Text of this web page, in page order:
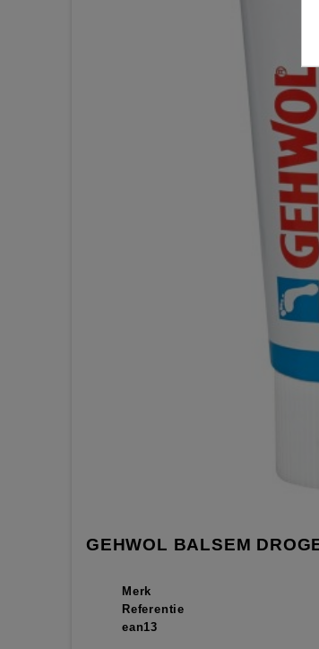
GEHWOL BALSEM
Merk
Referentie
ean13